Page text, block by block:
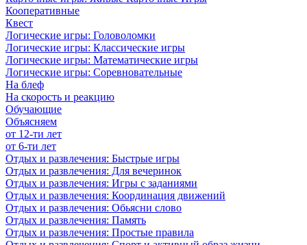
Кооперативные
Квест
Логические игры: Головоломки
Логические игры: Классические игры
Логические игры: Математические игры
Логические игры: Соревновательные
На блеф
На скорость и реакцию
Обучающие
Объясняем
от 12-ти лет
от 6-ти лет
Отдых и развлечения: Быстрые игры
Отдых и развлечения: Для вечеринок
Отдых и развлечения: Игры с заданиями
Отдых и развлечения: Координация движений
Отдых и развлечения: Обьясни слово
Отдых и развлечения: Память
Отдых и развлечения: Простые правила